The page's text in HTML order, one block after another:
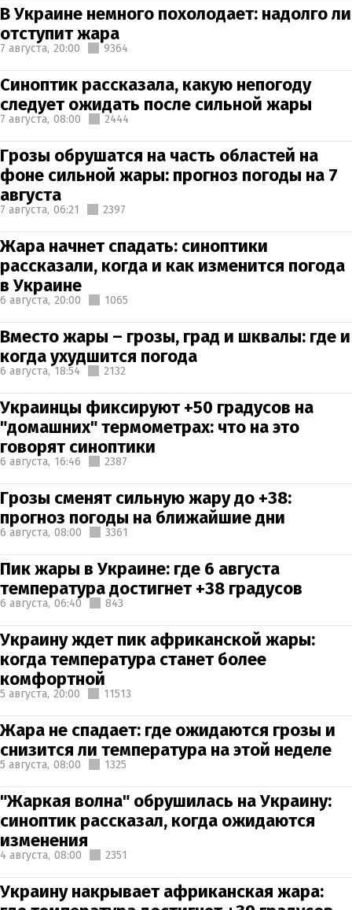
В Украине немного похолодает: надолго ли
отступит жара
7 августа, 20:00 9364
Синоптик рассказала, какую непогоду
следует ожидать после сильной жары
7 августа, 08:00 2444
Грозы обрушатся на часть областей на
фоне сильной жары: прогноз погоды на 7
августа
7 августа, 06:21 2397
Жара начнет спадать: синоптики
рассказали, когда и как изменится погода
в Украине
6 августа, 20:00 1065
Вместо жары – грозы, град и шквалы: где и
когда ухудшится погода
6 августа, 18:54 2132
Украинцы фиксируют +50 градусов на
"домашних" термометрах: что на это
говорят синоптики
6 августа, 16:46 2387
Грозы сменят сильную жару до +38:
прогноз погоды на ближайшие дни
6 августа, 08:00 3361
Пик жары в Украине: где 6 августа
температура достигнет +38 градусов
6 августа, 06:40 843
Украину ждет пик африканской жары:
когда температура станет более
комфортной
5 августа, 20:00 11513
Жара не спадает: где ожидаются грозы и
снизится ли температура на этой неделе
5 августа, 08:00 1325
"Жаркая волна" обрушилась на Украину:
синоптик рассказал, когда ожидаются
изменения
4 августа, 08:00 2351
Украину накрывает африканская жара: